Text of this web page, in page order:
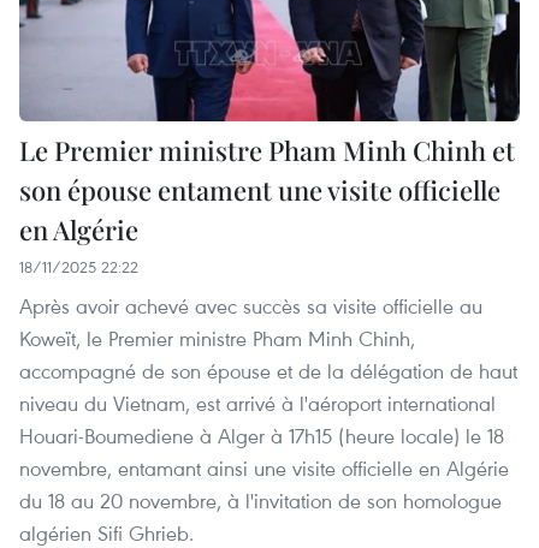
Le Premier ministre Pham Minh Chinh et
son épouse entament une visite officielle
en Algérie
18/11/2025 22:22
Après avoir achevé avec succès sa visite officielle au
Koweït, le Premier ministre Pham Minh Chinh,
accompagné de son épouse et de la délégation de haut
niveau du Vietnam, est arrivé à l'aéroport international
Houari-Boumediene à Alger à 17h15 (heure locale) le 18
novembre, entamant ainsi une visite officielle en Algérie
du 18 au 20 novembre, à l'invitation de son homologue
algérien Sifi Ghrieb.